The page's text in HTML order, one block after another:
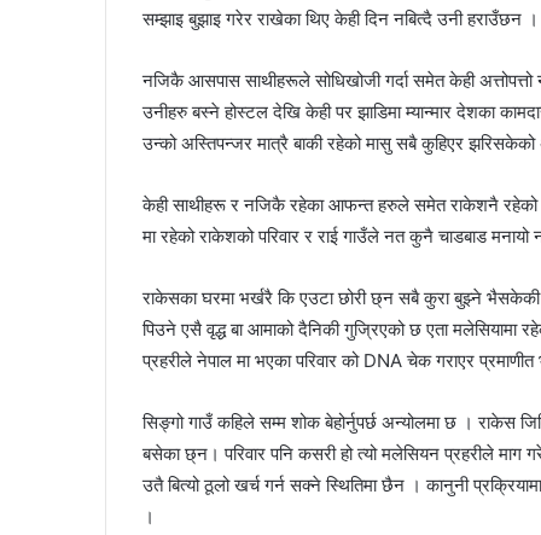
सम्झाइ बुझाइ गरेर राखेका थिए केही दिन नबित्दै उनी हराउँछन ।
नजिकै आसपास साथीहरूले सोधिखोजी गर्दा समेत केही
उनीहरु बस्ने होस्टल देखि केही पर झाडिमा म्यान्मार देशका
उन्को अस्तिपन्जर मात्रै बाकी रहेको मासु सबै कुहिएर झरिसकेको
केही साथीहरू र नजिकै रहेका आफन्त हरुले समेत राकेशनै रहेको
मा रहेको राकेशको परिवार र राई गाउँले नत कुनै चाडबाड
राकेसका घरमा भर्खरै कि एउटा छोरी छ्न सबै कुरा बुझ्ने
पिउने एसै वृद्ध बा आमाको दैनिकी गुज्रिएको छ एता मलेसियामा
प्रहरीले नेपाल मा भएका परिवार को DNA चेक गराएर
सिङ्गो गाउँ कहिले सम्म शोक बेहोर्नुपर्छ अन्योलमा छ । राकेस
बसेका छ्न। परिवार पनि कसरी हो त्यो मलेसियन प्रहरीले
उतै बित्यो ठूलो खर्च गर्न सक्ने स्थितिमा छैन । कानुनी
।